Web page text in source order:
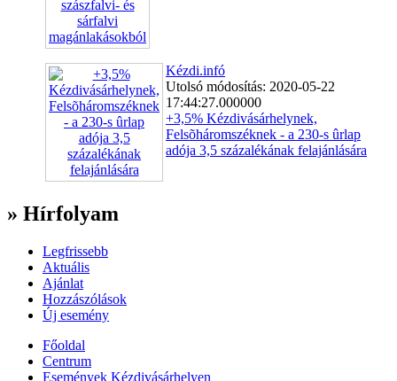
Kézdi.infó
Utolsó módosítás: 2020-05-22
17:44:27.000000
+3,5% Kézdivásárhelynek,
Felsõháromszéknek - a 230-s ûrlap
adója 3,5 százalékának felajánlására
» Hírfolyam
Legfrissebb
Aktuális
Ajánlat
Hozzászólások
Új esemény
Főoldal
Centrum
Események Kézdivásárhelyen